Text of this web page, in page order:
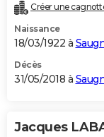
Créer une
Naissance
18/03/1922 à
Décès
31/05/2018 à
Jacques